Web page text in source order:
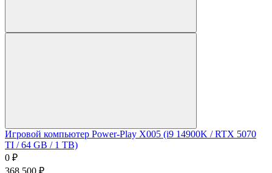
Игровой компьютер Power-Play X005 (i9 14900K / RTX 5070
TI / 64 GB / 1 TB)
0 ₽